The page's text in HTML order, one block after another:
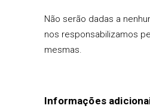
Não serão dadas a
nos responsabilizamos
mesmas.
Informações